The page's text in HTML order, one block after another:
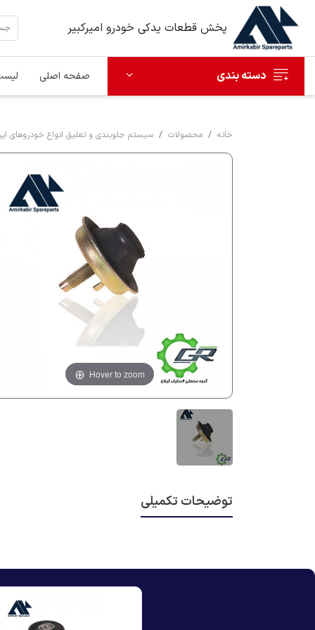
پخش قطعات یدکی خودرو امیرکبیر
دسته بندی صفحه اصلی
خانه محصولات سیستم جلوبندی و تعلیق انواع خودروهای
Hover to zoom
توضیحات تکمیلی